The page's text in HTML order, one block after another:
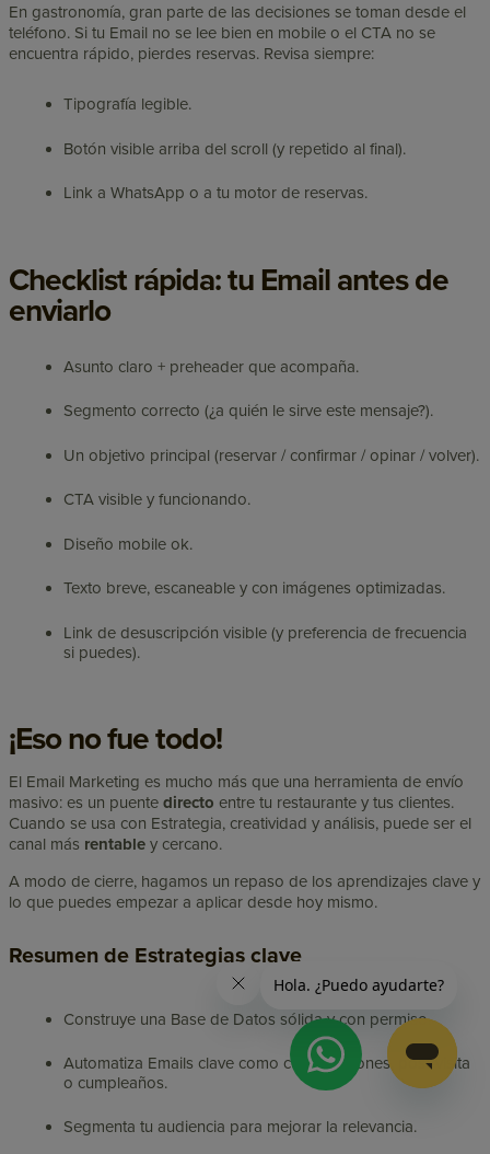
En gastronomía, gran parte de las decisiones se toman desde el
teléfono. Si tu Email no se lee bien en mobile o el CTA no se
encuentra rápido, pierdes reservas. Revisa siempre:
Tipografía legible.
Botón visible arriba del scroll (y repetido al final).
Link a WhatsApp o a tu motor de reservas.
Checklist rápida: tu Email antes de
enviarlo
Asunto claro + preheader que acompaña.
Segmento correcto (¿a quién le sirve este mensaje?).
Un objetivo principal (reservar / confirmar / opinar / volver).
CTA visible y funcionando.
Diseño mobile ok.
Texto breve, escaneable y con imágenes optimizadas.
Link de desuscripción visible (y preferencia de frecuencia
si puedes).
¡Eso no fue todo!
El Email Marketing es mucho más que una herramienta de envío
masivo: es un puentedirecto entre tu restaurante y tus clientes.
Cuando se usa con Estrategia, creatividad y análisis, puede ser el
canal más rentabley cercano.
A modo de cierre, hagamos un repaso de los aprendizajes clave y
lo que puedes empezar a aplicar desde hoy mismo.
Resumen de Estrategias clave
Construye una Base de Datos sólida y con permiso.
Automatiza Emails clave como confirmaciones, post-visita
o cumpleaños.
Segmenta tu audiencia para mejorar la relevancia.